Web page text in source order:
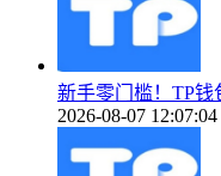
新手零门槛！TP
2026-08-07 12:07:04